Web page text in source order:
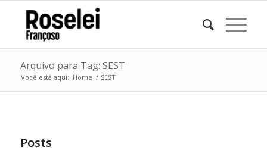
Arquivo para Tag: SEST
Você está aqui: Home / SEST
Posts